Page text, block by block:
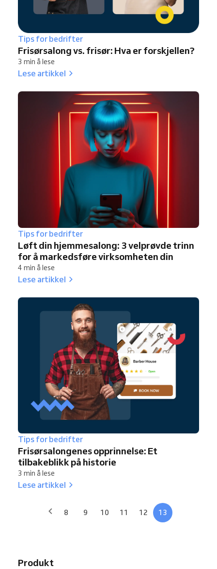
Tips for bedrifter
Frisørsalong vs. frisør: Hva er forskjellen?
3 min å lese
Lese artikkel
Tips for bedrifter
Løft din hjemmesalong: 3 velprøvde trinn
for å markedsføre virksomheten din
4 min å lese
Lese artikkel
Tips for bedrifter
Frisørsalongenes opprinnelse: Et
tilbakeblikk på historie
3 min å lese
Lese artikkel
8 9 10 11 12 13
Produkt